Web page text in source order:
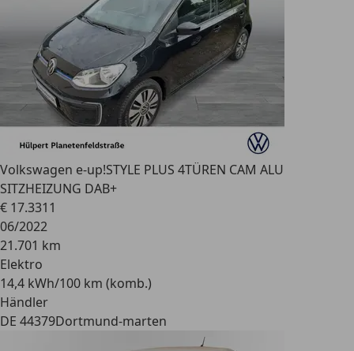
Volkswagen e-up!STYLE PLUS 4TÜREN CAM ALU
SITZHEIZUNG DAB+
€ 17.3311
06/2022
21.701 km
Elektro
14,4 kWh/100 km (komb.)
Händler
DE 44379Dortmund-marten